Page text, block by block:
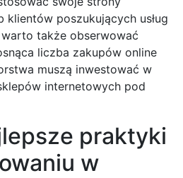
poszukujących usług
także obserwować
liczba zakupów online
muszą inwestować w
internetowych pod
praktyki
w